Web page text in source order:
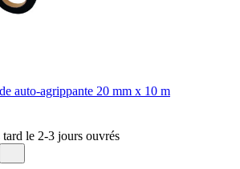
auto-agrippante 20 mm x 10 m
le 2-3 jours ouvrés